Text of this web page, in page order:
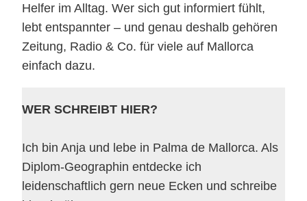
Helfer im Alltag. Wer sich gut informiert fühlt,
lebt entspannter – und genau deshalb gehören
Zeitung, Radio & Co. für viele auf Mallorca
einfach dazu.
WER SCHREIBT HIER?
Ich bin Anja und lebe in Palma de Mallorca. Als
Diplom-Geographin entdecke ich
leidenschaftlich gern neue Ecken und schreibe